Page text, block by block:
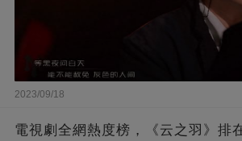
2023/09/18
電視劇全網熱度榜，《云之羽》排